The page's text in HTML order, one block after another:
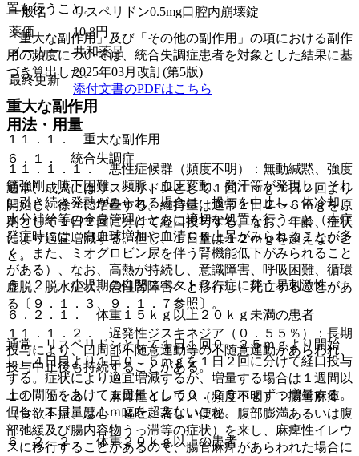
置を行うこと。
「重大な副作用」及び「その他の副作用」の項における副作
用の頻度については、統合失調症患者を対象とした結果に基
づき算出した。
重大な副作用
１１．１． 重大な副作用
１１．１．１． 悪性症候群（頻度不明）：無動緘黙、強度
筋強剛、嚥下困難、頻脈、血圧変動、発汗等が発現し、それ
に引き続き発熱がみられる場合は、投与を中止し、体冷却、
水分補給等の全身管理とともに適切な処置を行うこと（本症
発症時には、白血球増加や血清ＣＫ上昇がみられることが多
く、また、ミオグロビン尿を伴う腎機能低下がみられること
がある）、なお、高熱が持続し、意識障害、呼吸困難、循環
虚脱、脱水症状、急性腎障害へと移行し、死亡することがあ
る〔９．１．３、９．１．７参照〕。
１１．１．２． 遅発性ジスキネジア（０．５５％）：長期
投与により、口周部不随意運動等の不随意運動があらわれ、
投与中止後も持続することがある。
１１．１．３． 麻痺性イレウス（頻度不明）：腸管麻痺
（食欲不振、悪心・嘔吐、著しい便秘、腹部膨満あるいは腹
部弛緩及び腸内容物うっ滞等の症状）を来し、麻痺性イレウ
スに移行することがあるので、腸管麻痺があらわれた場合に
一般名
リスペリドン0.5mg口腔内崩壊錠
薬価
10.8円
メーカー
共和薬品
最終更新
2025年03月改訂(第5版)
添付文書のPDFはこちら
用法・用量
６．１． 統合失調症
通常、成人にはリスペリドンとして１回１ｍｇ１日２回より
開始し、徐々に増量する。維持量は通常１日２〜６ｍｇを原
則として１日２回に分けて経口投与する。なお、年齢、症状
により適宜増減する。但し、１日量は１２ｍｇを超えないこ
と。
６．２． 小児期の自閉スペクトラム症に伴う易刺激性
６．２．１． 体重１５ｋｇ以上２０ｋｇ未満の患者
通常、リスペリドンとして１日１回０．２５ｍｇより開始
し、４日目より１日０．５ｍｇを１日２回に分けて経口投与
する。症状により適宜増減するが、増量する場合は１週間以
上の間隔をあけて１日量として０．２５ｍｇずつ増量する。
但し、１日量は１ｍｇを超えないこと。
６．２．２． 体重２０ｋｇ以上の患者